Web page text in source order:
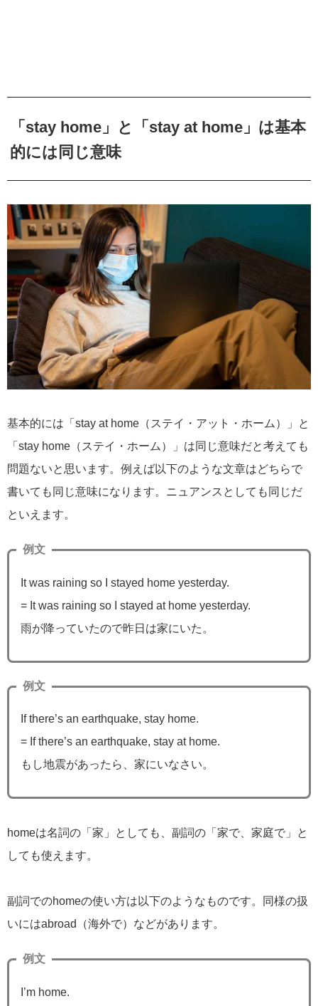
「stay home」と「stay at home」は基本
的には同じ意味
基本的には「stay at home（ステイ・アット・ホーム）」と
「stay home（ステイ・ホーム）」は同じ意味だと考えても
問題ないと思います。例えば以下のような文章はどちらで
書いても同じ意味になります。ニュアンスとしても同じだ
といえます。
例文
It was raining so I stayed home yesterday.
= It was raining so I stayed at home yesterday.
雨が降っていたので昨日は家にいた。
例文
If there’s an earthquake, stay home.
= If there’s an earthquake, stay at home.
もし地震があったら、家にいなさい。
homeは名詞の「家」としても、副詞の「家で、家庭で」と
しても使えます。
副詞でのhomeの使い方は以下のようなものです。同様の扱
いにはabroad（海外で）などがあります。
例文
I’m home.